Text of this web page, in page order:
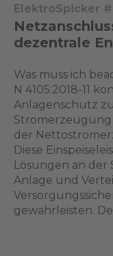
ElektroSpicker
dezentrale
Was muss ich
N 4105:2018-11
Anlagenschutz
Stromerzeugung
der
Diese
Lösungen an
Anlage und
gewährleisten.